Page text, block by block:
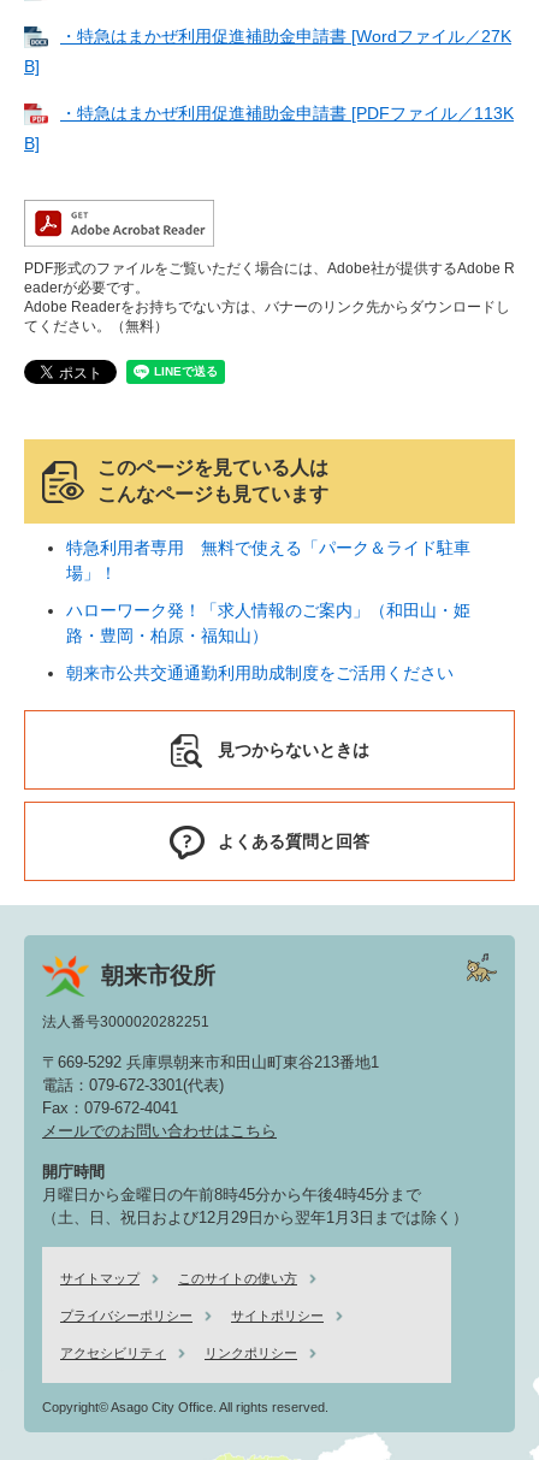
・特急はまかぜ利用促進補助金申請書 [Wordファイル／27K
B]
・特急はまかぜ利用促進補助金申請書 [PDFファイル／113K
B]
PDF形式のファイルをご覧いただく場合には、Adobe社が提供するAdobe R
eaderが必要です。
Adobe Readerをお持ちでない方は、バナーのリンク先からダウンロードし
てください。（無料）
このページを見ている人は
こんなページも見ています
特急利用者専用 無料で使える「パーク＆ライド駐車
場」！
ハローワーク発！「求人情報のご案内」（和田山・姫
路・豊岡・柏原・福知山）
朝来市公共交通通勤利用助成制度をご活用ください
見つからないときは
よくある質問と回答
朝来市役所
法人番号3000020282251
〒669-5292 兵庫県朝来市和田山町東谷213番地1
電話：079-672-3301(代表)
Fax：079-672-4041
メールでのお問い合わせはこちら
開庁時間
月曜日から金曜日の午前8時45分から午後4時45分まで
（土、日、祝日および12月29日から翌年1月3日までは除く）
サイトマップ このサイトの使い方
プライバシーポリシー サイトポリシー
アクセシビリティ リンクポリシー
Copyright© Asago City Office. All rights reserved.